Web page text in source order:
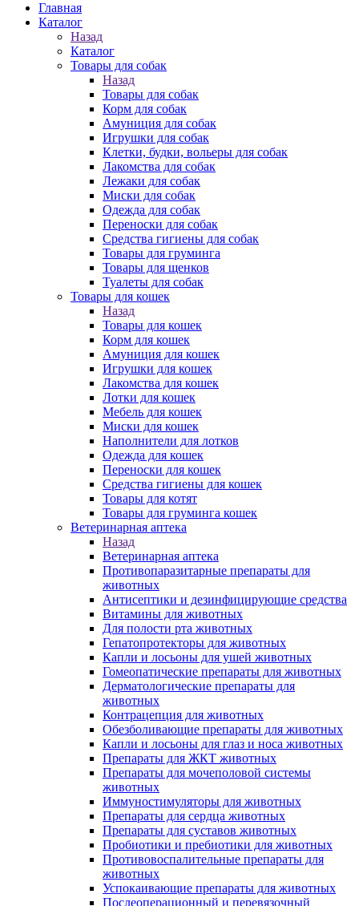
Главная
Каталог
Назад
Каталог
Товары для собак
Назад
Товары для собак
Корм для собак
Амуниция для собак
Игрушки для собак
Клетки, будки, вольеры для собак
Лакомства для собак
Лежаки для собак
Миски для собак
Одежда для собак
Переноски для собак
Средства гигиены для собак
Товары для груминга
Товары для щенков
Туалеты для собак
Товары для кошек
Назад
Товары для кошек
Корм для кошек
Амуниция для кошек
Игрушки для кошек
Лакомства для кошек
Лотки для кошек
Мебель для кошек
Миски для кошек
Наполнители для лотков
Одежда для кошек
Переноски для кошек
Средства гигиены для кошек
Товары для котят
Товары для груминга кошек
Ветеринарная аптека
Назад
Ветеринарная аптека
Противопаразитарные препараты для
животных
Антисептики и дезинфицирующие средства
Витамины для животных
Для полости рта животных
Гепатопротекторы для животных
Капли и лосьоны для ушей животных
Гомеопатические препараты для животных
Дерматологические препараты для
животных
Контрацепция для животных
Обезболивающие препараты для животных
Капли и лосьоны для глаз и носа животных
Препараты для ЖКТ животных
Препараты для мочеполовой системы
животных
Иммуностимуляторы для животных
Препараты для сердца животных
Препараты для суставов животных
Пробиотики и пребиотики для животных
Противовоспалительные препараты для
животных
Успокаивающие препараты для животных
Послеоперационный и перевязочный